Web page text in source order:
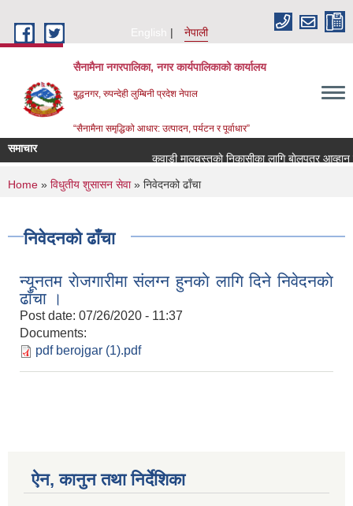
English
नेपाली
सैनामैना नगरपालिका, नगर कार्यपालिकाको कार्यालय
बुद्धनगर, रुपन्देही लुम्बिनी प्रदेश नेपाल
“सैनामैना समृद्धिको आधार: उत्पादन, पर्यटन र पूर्वाधार”
समाचार
कवाडी मालबस्तुकाे निकासीका लागि बाेलपत्र आव्हान
You are here
Home » विधुतीय शुसासन सेवा» निवेदनको ढाँचा
निवेदनको ढाँचा
न्यूनतम राेजगारीमा संलग्न हुनकाे लागि दिने निवेदनकाे
ढाँचा ।
Post date: 07/26/2020 - 11:37
Documents:
pdf berojgar (1).pdf
ऐन, कानुन तथा निर्देशिका